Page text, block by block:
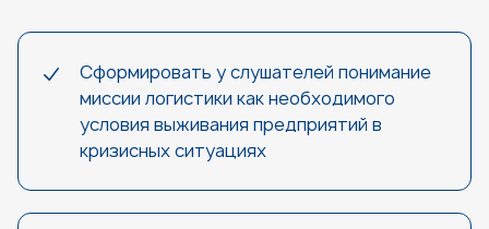
Сформировать у слушателей понимание
миссии логистики как необходимого
условия выживания предприятий в
кризисных ситуациях